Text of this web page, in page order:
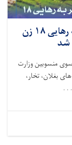
رسیدگی به شکایت‌های مردمی منجر به رهایی ۱۸ زن
شد
منسوبین وزارت
بغلان، تخار،
. .